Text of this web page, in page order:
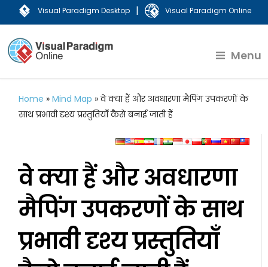
Visual Paradigm Desktop | Visual Paradigm Online
Menu
Home »Mind Map »वे क्या हैं और अवधारणा मैपिंग उपकरणों के
साथ प्रभावी दृश्य प्रस्तुतियाँ कैसे बनाई जाती हैं
वे क्या हैं और अवधारणा
मैपिंग उपकरणों के साथ
प्रभावी दृश्य प्रस्तुतियाँ